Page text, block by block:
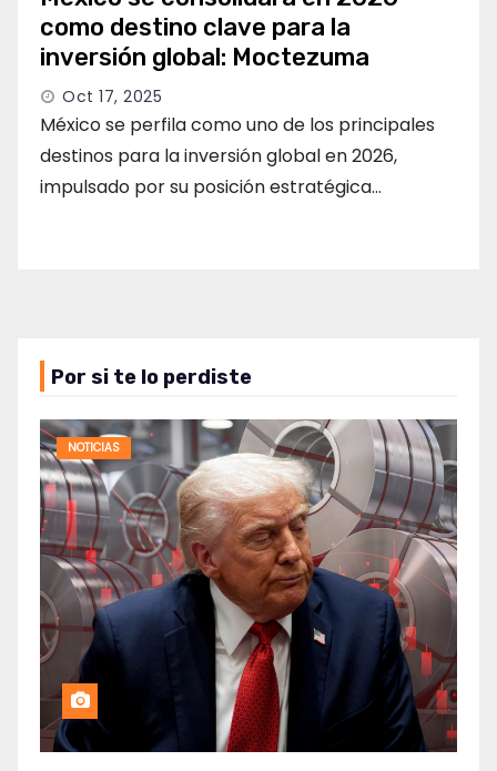
como destino clave para la
inversión global: Moctezuma
Oct 17, 2025
México se perfila como uno de los principales
destinos para la inversión global en 2026,
impulsado por su posición estratégica…
Por si te lo perdiste
NOTICIAS